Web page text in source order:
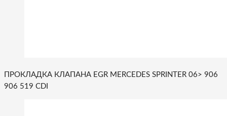
ПРОКЛАДКА КЛАПАНА EGR MERCEDES SPRINTER 06> 906
906 519 CDI